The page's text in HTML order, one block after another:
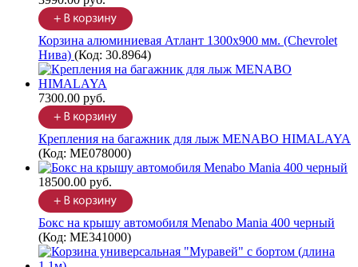
Корзина алюминиевая Атлант 1300х900 мм. (Chevrolet
Нива) (Код: 30.8964)
7300.00 руб.
Крепления на багажник для лыж MENABO HIMALAYA
(Код: ME078000)
18500.00 руб.
Бокс на крышу автомобиля Menabo Mania 400 черный
(Код: ME341000)